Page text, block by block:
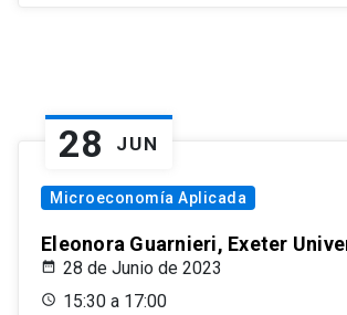
28 JUN
Microeconomía Aplicada
Eleonora Guarnieri, Exeter
28 de Junio de 2023
15:30 a 17:00